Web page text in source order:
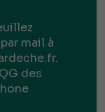
mail à
des